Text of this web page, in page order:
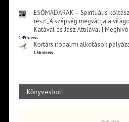
ESŐMADARAK – Spirituális
rész: „A szépség megváltja a
Katával és Jász Attilával | Meghívó
149 views
Kortárs irodalmi alkotások
136 views
Könyvesbolt